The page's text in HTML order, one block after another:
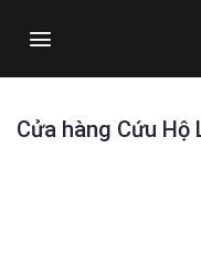
Cửa hàng Cứu Hộ